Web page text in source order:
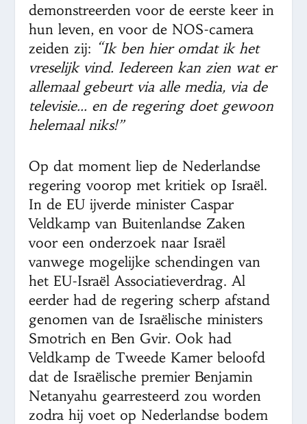
demonstreerden voor de eerste keer in
hun leven, en voor de NOS-camera
zeiden zij: “Ik ben hier omdat ik het
vreselijk vind. Iedereen kan zien wat er
allemaal gebeurt via alle media, via de
televisie… en de regering doet gewoon
helemaal niks!”
Op dat moment liep de Nederlandse
regering voorop met kritiek op Israël.
In de EU ijverde minister Caspar
Veldkamp van Buitenlandse Zaken
voor een onderzoek naar Israël
vanwege mogelijke schendingen van
het EU-Israël Associatieverdrag. Al
eerder had de regering scherp afstand
genomen van de Israëlische ministers
Smotrich en Ben Gvir. Ook had
Veldkamp de Tweede Kamer beloofd
dat de Israëlische premier Benjamin
Netanyahu gearresteerd zou worden
zodra hij voet op Nederlandse bodem